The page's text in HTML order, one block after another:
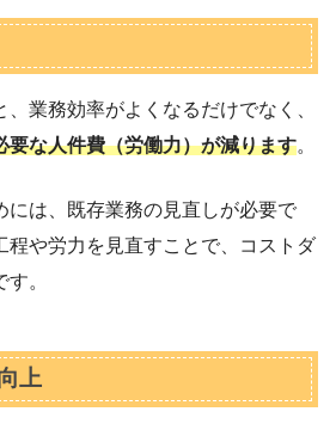
業務効率がよくなるだけでなく、
要な人件費（労働力）が減ります。
には、既存業務の見直しが必要で
程や労力を見直すことで、コストダ
。
上